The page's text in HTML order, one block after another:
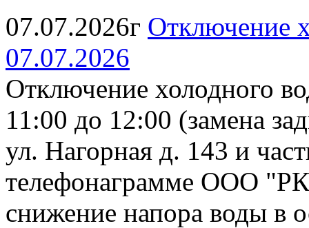
07.07.2026г Отключение
07.07.2026
Отключение холодного
11:00 до 12:00 (замена
ул. Нагорная д. 143 и
телефонаграмме ООО
снижение напора воды в